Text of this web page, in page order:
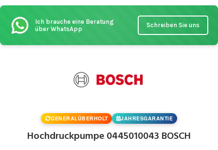
Ich brauche eine Beratung
über WhatsApp
Schreiben Sie uns
GENERALÜBERHOLT JAHRESGARANTIE
Hochdruckpumpe 0445010043 BOSCH